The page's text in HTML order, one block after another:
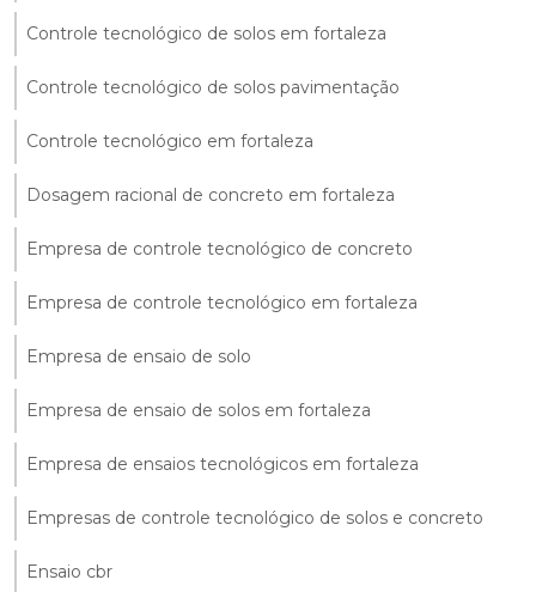
Controle tecnológico de solos em fortaleza
Controle tecnológico de solos pavimentação
Controle tecnológico em fortaleza
Dosagem racional de concreto em fortaleza
Empresa de controle tecnológico de concreto
Empresa de controle tecnológico em fortaleza
Empresa de ensaio de solo
Empresa de ensaio de solos em fortaleza
Empresa de ensaios tecnológicos em fortaleza
Empresas de controle tecnológico de solos e concreto
Ensaio cbr